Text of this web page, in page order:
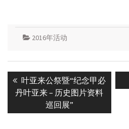
2016年活动
Post
navigation
Previous
post:
叶亚来公祭暨“纪念甲必
丹叶亚来 – 历史图片资料
巡回展”